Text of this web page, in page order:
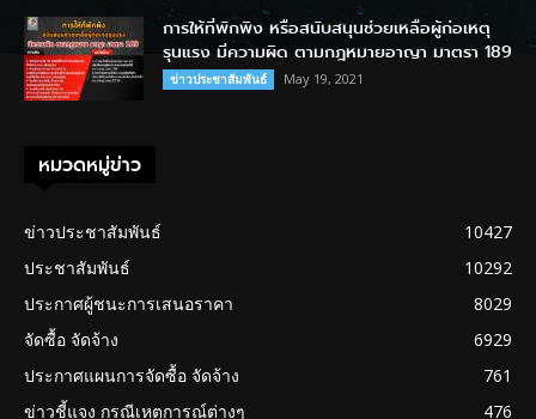
การให้ที่พักพิง หรือสนับสนุนช่วยเหลือผู้ก่อเหตุ
รุนแรง มีความผิด ตามกฎหมายอาญา มาตรา 189
ข่าวประชาสัมพันธ์ May 19, 2021
หมวดหมู่ข่าว
ข่าวประชาสัมพันธ์
10427
ประชาสัมพันธ์
10292
ประกาศผู้ชนะการเสนอราคา
8029
จัดซื้อ จัดจ้าง
6929
ประกาศแผนการจัดซื้อ จัดจ้าง
761
ข่าวชี้แจง กรณีเหตุการณ์ต่างๆ
476